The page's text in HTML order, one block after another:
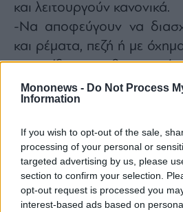
Mononews - Do Not Process
Information
If you wish to opt-out of the sale,
processing of your personal or
targeted advertising by us, please
section to confirm your selection.
opt-out request is processed you
interest-based ads based on
και λειτουργούν κανονικά.
-Να αποφεύγουν να
και ρέματα, πεζή ή με
καταιγίδων και
αρκετές ώρες μετά το
τους. Ιδιαίτερη
διασταυρώνεται με
υπάρχει γέφυρα.